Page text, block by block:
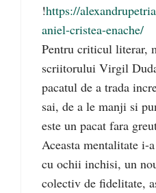
!https://
aniel-cristea-enache/
Pentru criticul literar,
scriitorului Virgil
pacatul de a trada
sai, de a le manji si
este un pacat fara
Aceasta mentalitate i-
cu ochii inchisi, un
colectiv de fidelitate,